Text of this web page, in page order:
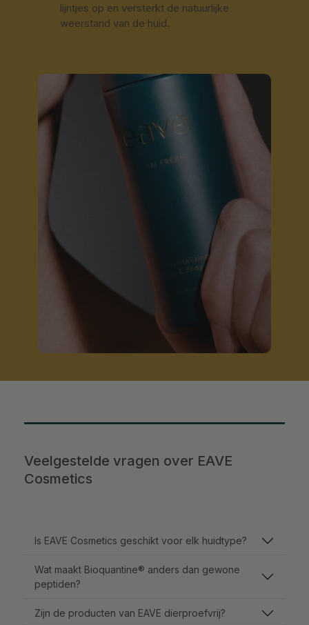
lijntjes op en versterkt de natuurlijke
weerstand van de huid.
Veelgestelde vragen over EAVE
Cosmetics
Is EAVE Cosmetics geschikt voor elk huidtype?
Wat maakt Bioquantine® anders dan gewone
peptiden?
Zijn de producten van EAVE dierproefvrij?